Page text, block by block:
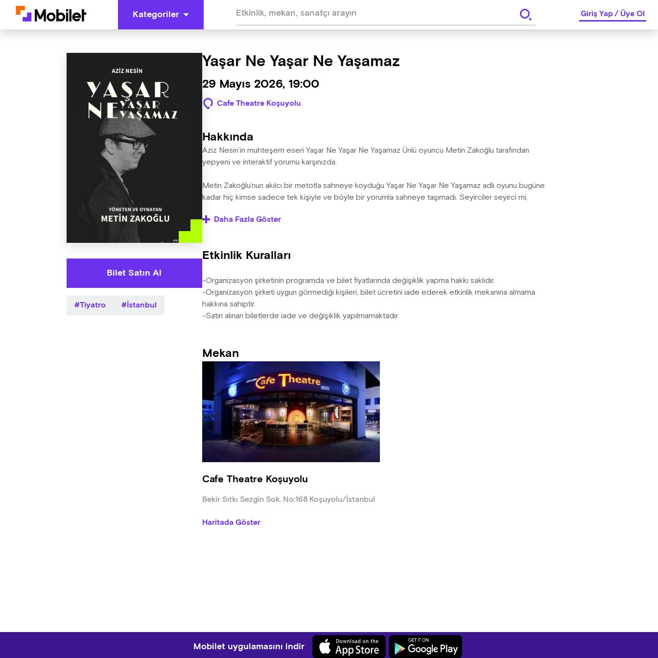
Kategoriler Giriş Yap/Üye Ol
Bilet Satın Al
Tiyatro İstanbul
Yaşar Ne Yaşar Ne Yaşamaz
29 Mayıs 2026, 19:00
Cafe Theatre Koşuyolu
Hakkında
Aziz Nesin’in muhteşem eseri Yaşar Ne Yaşar Ne Yaşamaz Ünlü oyuncu Metin Zakoğlu tarafından
yepyeni ve interaktif yorumu karşınızda.
Metin Zakoğlu’nun akılcı bir metotla sahneye koyduğu Yaşar Ne Yaşar Ne Yaşamaz adlı oyunu bugüne
kadar hiç kimse sadece tek kişiyle ve böyle bir yorumla sahneye taşımadı. Seyirciler seyirci mi,
öğrenelim. Siz de oyunun bir parçası olmaya hazırsanız bu eğlenceli komediyi kaçırmayın!
Yazan: Aziz Nesin
Yöneten-Dramaturji: Metin Zakoğlu
Dekor-Kostüm: Tuğba Zakoğlu
Işık-Müzik: İrem Özer
Daha Fazla Göster
Etkinlik Kuralları
-Organizasyon şirketinin programda ve bilet fiyatlarında değişiklik yapma hakkı saklıdır.
-Organizasyon şirketi uygun görmediği kişileri, bilet ücretini iade ederek etkinlik mekanına almama
hakkına sahiptir.
-Satın alınan biletlerde iade ve değişiklik yapılmamaktadır.
Mekan
Cafe Theatre Koşuyolu
Bekir Sıtkı Sezgin Sok. No:168 Koşuyolu/İstanbul
Haritada Göster
Mobilet uygulamasını indir